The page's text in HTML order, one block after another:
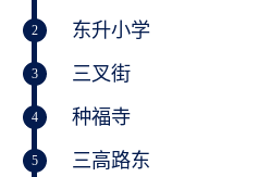
2 东升小学
3 三叉街
4 种福寺
5 三高路东